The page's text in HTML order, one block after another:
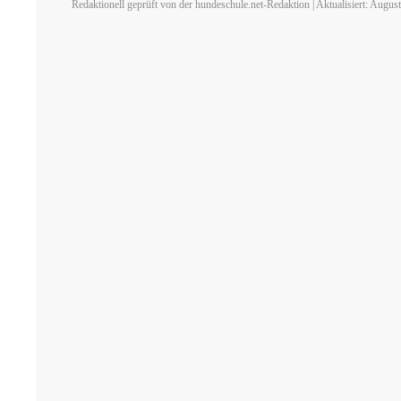
Redaktionell geprüft von der hundeschule.net-Redaktion | Aktualisiert: